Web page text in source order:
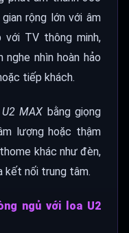
rộng lớn với âm
TV thông minh,
nhìn hoàn hảo
tiếp khách.
U2 MAX bằng giọng
lượng hoặc thậm
khác như đèn,
kết nối trung tâm.
ngủ với loa U2